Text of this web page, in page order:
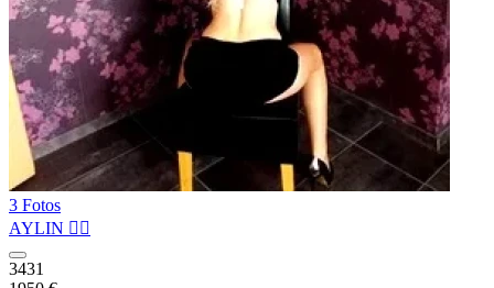
3 Fotos
AYLIN ❤️‍🔥
3431